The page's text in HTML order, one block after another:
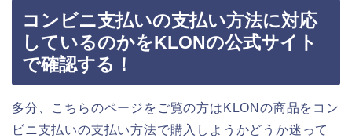
コンビニ支払いの支払い方法に対応
しているのかをKLONの公式サイト
で確認する！
多分、こちらのページをご覧の方はKLONの商品をコン
ビニ支払いの支払い方法で購入しようかどうか迷って